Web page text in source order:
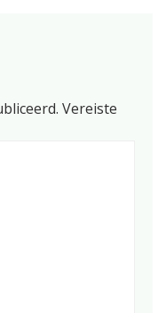
Vereiste